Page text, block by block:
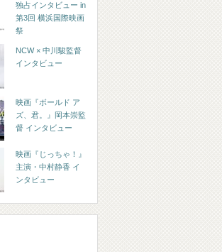
独占インタビュー in
第3回 横浜国際映画
祭
NCW × 中川駿監督
インタビュー
映画『ボールド ア
ズ、君。』岡本崇監
督 インタビュー
映画『じっちゃ！』
主演・中村静香 イ
ンタビュー